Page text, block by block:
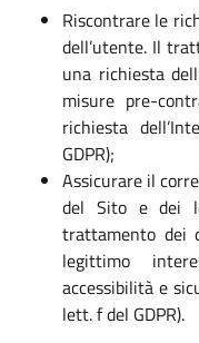
Riscontrare le
dell’utente. Il
una richiesta
misure pre-
richiesta
GDPR);
Assicurare il
del Sito e dei
trattamento dei
legittimo
accessibilità e
lett. f del GDPR).